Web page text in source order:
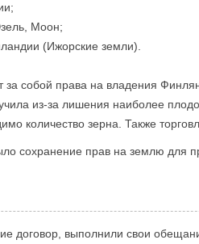
Моон;
(Ижорские земли).
собой права на владения
из-за лишения наиболее
количество зерна. Также
сохранение прав на землю для
договор, выполнили свои